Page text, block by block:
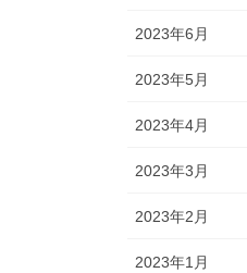
2023年6月
2023年5月
2023年4月
2023年3月
2023年2月
2023年1月